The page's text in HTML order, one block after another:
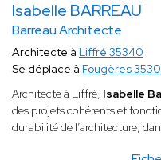
Isabelle BARREAU
Barreau Architecte
Architecte à Liffré 35340
Se déplace à Fougères
Architecte à Liffré, Isabelle
des projets cohérents et
durabilité de l’architecture,